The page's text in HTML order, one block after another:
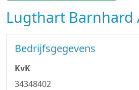
Lugthart Barnhard
Bedrijfsgegevens
KvK
34348402